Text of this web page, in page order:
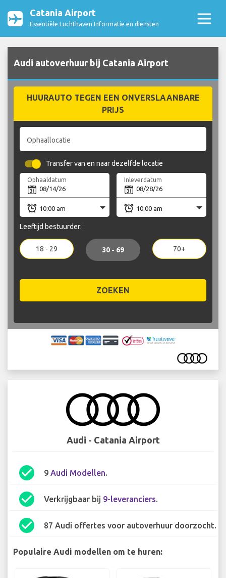
Catania Airport
Essentiële Luchthaven Informatie en diensten
Audi autoverhuur bij Catania Airport
HUURAUTO TEGEN EEN ONVERSLAANBARE
PRIJS
Ophaallocatie
Transfer van en naar dezelfde locatie
Ophaaldatum Inleverdatum
Leeftijd bestuurder:
18 - 29 30 - 69 70+
ZOEKEN
Audi - Catania Airport
check_circle 9 Audi Modellen.
check_circle Verkrijgbaar bij 9-leveranciers.
check_circle 87 Audi offertes voor autoverhuur doorzocht.
Populaire Audi modellen om te huren: